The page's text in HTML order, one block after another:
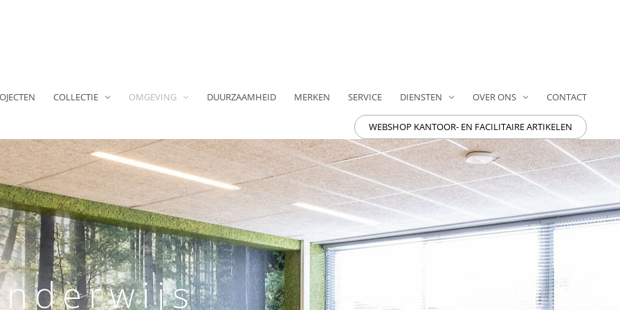
COLLECTIE OMGEVING DUURZAAMHEID MERKEN SERVICE DIENSTEN OVER ONS CONTACT
WEBSHOP KANTOOR- EN FACILITAIRE ARTIKELEN